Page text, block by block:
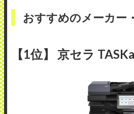
おすすめのメーカー
【1位】 京セラ